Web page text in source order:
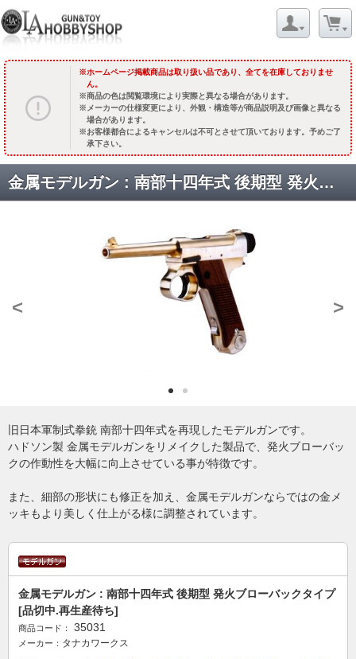
ホームページ掲載商品は取り扱い品であり、全てを在庫しておりませ
ん。
商品の色は閲覧環境により実際と異なる場合があります。
メーカーの仕様変更により、外観・構造等が商品説明及び画像と異なる
場合があります。
お客様都合によるキャンセルは不可とさせて頂いております。予めご了
承下さい。
金属モデルガン : 南部十四年式 後期型 発火ブローバックタイプ [品切中.再生産待ち]
< >
旧日本軍制式拳銃 南部十四年式を再現したモデルガンです。
ハドソン製 金属モデルガンをリメイクした製品で、発火ブローバッ
クの作動性を大幅に向上させている事が特徴です。
また、細部の形状にも修正を加え、金属モデルガンならではの金メ
ッキもより美しく仕上がる様に調整されています。
金属モデルガン : 南部十四年式 後期型 発火ブローバックタイプ
[品切中.再生産待ち]
商品コード： 35031
メーカー： タナカワークス